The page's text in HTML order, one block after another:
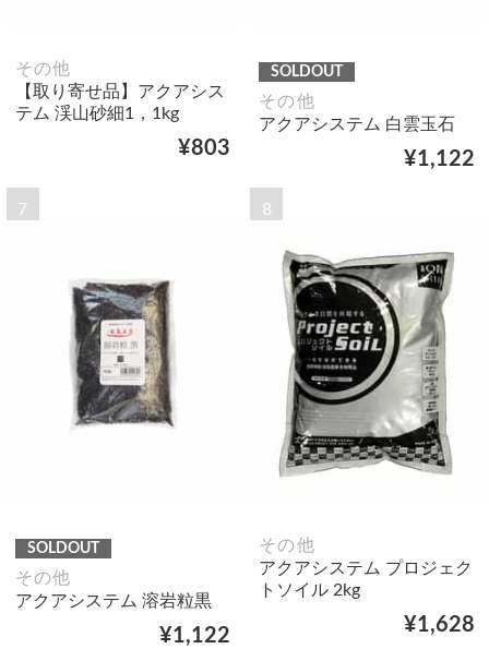
その他
【取り寄せ品】アクアシス
テム 渓山砂細1，1kg
¥803
SOLDOUT
その他
アクアシステム 白雲玉石
¥1,122
7
SOLDOUT
その他
アクアシステム 溶岩粒黒
¥1,122
8
その他
アクアシステム プロジェク
トソイル 2kg
¥1,628